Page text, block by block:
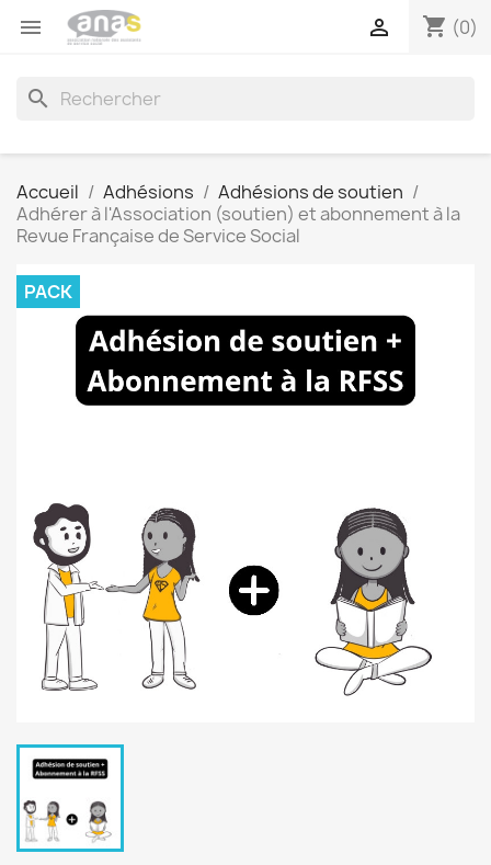
 shopping_cart (0)

search
Accueil Adhésions
Adhésions de soutien
Adhérer à l'Association (soutien) et abonnement à la
Revue Française de Service Social
PACK